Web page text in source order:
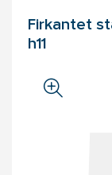
Firkantet
h11